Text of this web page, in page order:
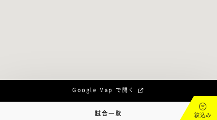
Google Map で開く
試合一覧 絞込み